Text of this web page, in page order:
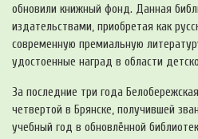
обновили книжный фонд. Данная
издательствами, приобретая как
современную премиальную
удостоенные наград в области
За последние три года
четвертой в Брянске, получившей
учебный год в обновлённой